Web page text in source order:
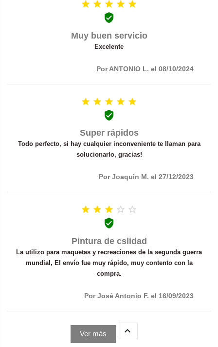
    

Muy buen servicio
Excelente
Por ANTONIO L. el 08/10/2024
    

Super rápidos
Todo perfecto, si hay cualquier inconveniente te llaman para
solucionarlo, gracias!
Por Joaquin M. el 27/12/2023
    

Pintura de cslidad
La utilizo para maquetas y recreaciones de la segunda guerra
mundial, El envío fue muy rápido, muy contento con la
compra.
Por José Antonio F. el 16/09/2023
Ver más 